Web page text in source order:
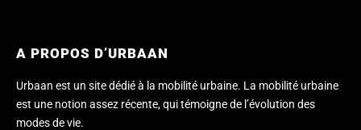
A PROPOS D’URBAAN
Urbaan est un site dédié à la mobilité urbaine. La mobilité urbaine
est une notion assez récente, qui témoigne de l’évolution des
modes de vie.